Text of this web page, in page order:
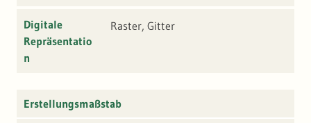
Digitale
Repräsentatio
n
Raster, Gitter
Erstellungsmaßstab